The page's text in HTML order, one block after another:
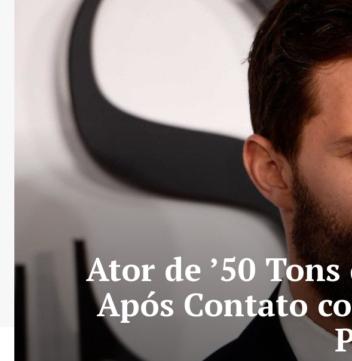
Ator de ’50
Após Contato